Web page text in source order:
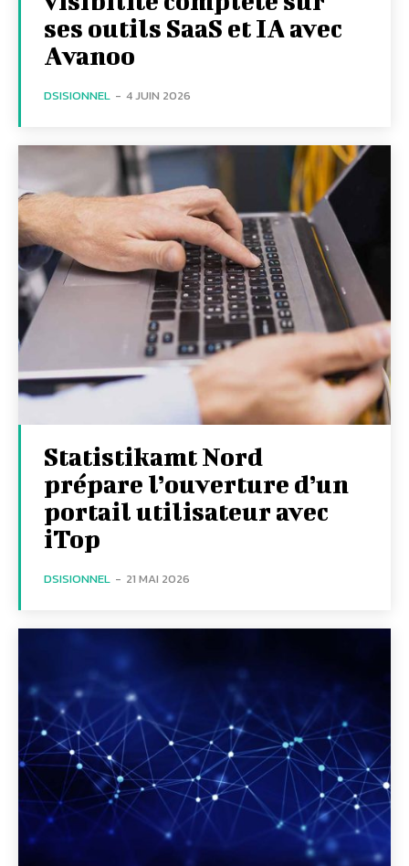
ses outils SaaS et IA avec
Avanoo
DSISIONNEL - 4 JUIN 2026
Statistikamt Nord
prépare l’ouverture d’un
portail utilisateur avec
iTop
DSISIONNEL - 21 MAI 2026